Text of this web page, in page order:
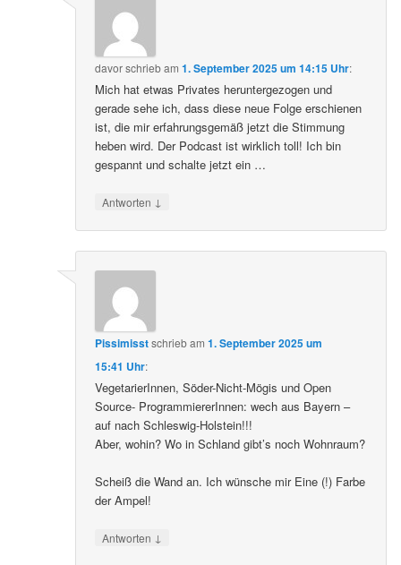
davorschriebam1. September 2025 um 14:15 Uhr:
Mich hat etwas Privates heruntergezogen und
gerade sehe ich, dass diese neue Folge erschienen
ist, die mir erfahrungsgemäß jetzt die Stimmung
heben wird. Der Podcast ist wirklich toll! Ich bin
gespannt und schalte jetzt ein …
Antworten ↓
Pissimisstschriebam1. September 2025 um
15:41 Uhr:
VegetarierInnen, Söder-Nicht-Mögis und Open
Source- ProgrammiererInnen: wech aus Bayern –
auf nach Schleswig-Holstein!!!
Aber, wohin? Wo in Schland gibt’s noch Wohnraum?
Scheiß die Wand an. Ich wünsche mir Eine (!) Farbe
der Ampel!
Antworten ↓